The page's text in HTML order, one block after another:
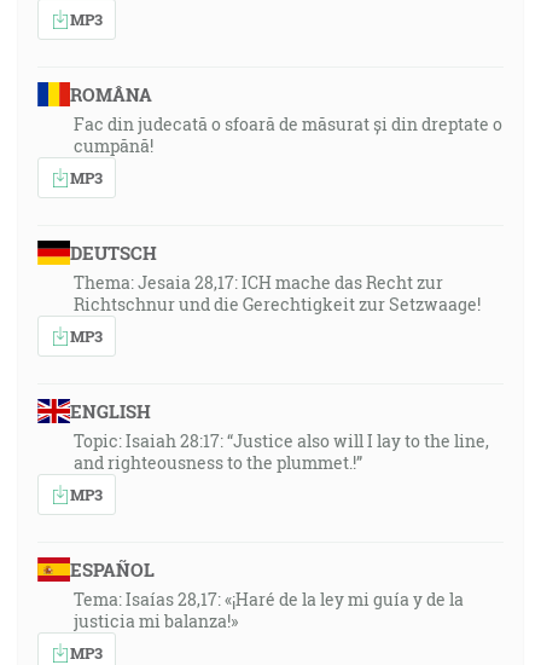
MP3
ROMÂNA
Fac din judecată o sfoară de măsurat și din dreptate o
cumpănă!
MP3
DEUTSCH
Thema: Jesaia 28,17: ICH mache das Recht zur
Richtschnur und die Gerechtigkeit zur Setzwaage!
MP3
ENGLISH
Topic: Isaiah 28:17: “Justice also will I lay to the line,
and righteousness to the plummet.!”
MP3
ESPAÑOL
Tema: Isaías 28,17: «¡Haré de la ley mi guía y de la
justicia mi balanza!»
MP3